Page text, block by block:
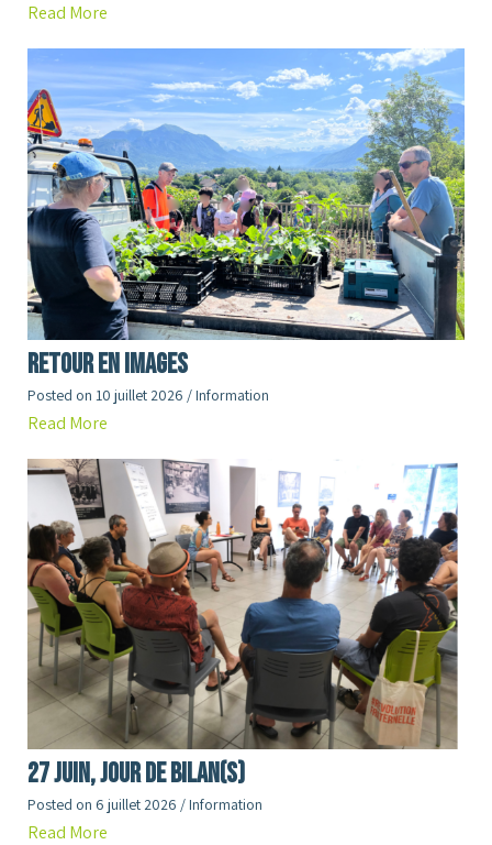
Read More
RETOUR en images
Posted on 10 juillet 2026 /Information
Read More
27 juin, jour de Bilan(s)
Posted on 6 juillet 2026 /Information
Read More